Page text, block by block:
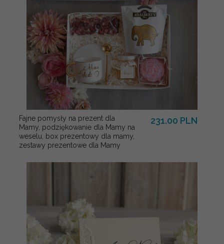
Fajne pomysły na prezent dla
Mamy, podziękowanie dla Mamy na
weselu, box prezentowy dla mamy,
zestawy prezentowe dla Mamy
231.00 PLN